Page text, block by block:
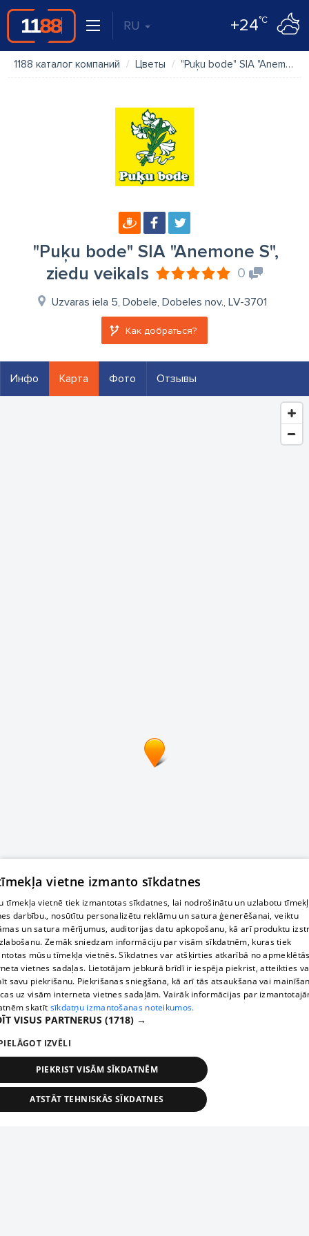
RU +24°C
1188 каталог компаний Цветы "Puķu bode" SIA "Anemone S", ziedu veikals
"Puķu bode" SIA "Anemone S",
ziedu veikals
0
Uzvaras iela 5, Dobele, Dobeles nov., LV-3701
Как добраться?
Инфо Карта Фото Отзывы
vietne izmanto sīkdatnes
tīmekļa vietnē tiek izmantotas sīkdatnes, lai nodrošinātu un uzlabotu
darbību., nosūtītu personalizētu reklāmu un satura ģenerēšanai, veiktu
un satura mērījumus, auditorijas datu apkopošanu, kā arī produktu
Zemāk sniedzam informāciju par visām sīkdatnēm, kuras tiek
mūsu tīmekļa vietnēs. Sīkdatnes var atšķirties atkarībā no
vietnes sadaļas. Lietotājam jebkurā brīdī ir iespēja piekrist, atteikties
savu piekrišanu. Piekrišanas sniegšana, kā arī tās atsaukšana vai
uz visām interneta vietnes sadaļām. Vairāk informācijas par
skatīt sīkdatņu izmantošanas noteikumos.
VISUS PARTNERUS (1718) →
IZVĒLI
PIEKRIST VISĀM SĪKDATNĒM
ATSTĀT TEHNISKĀS SĪKDATNES